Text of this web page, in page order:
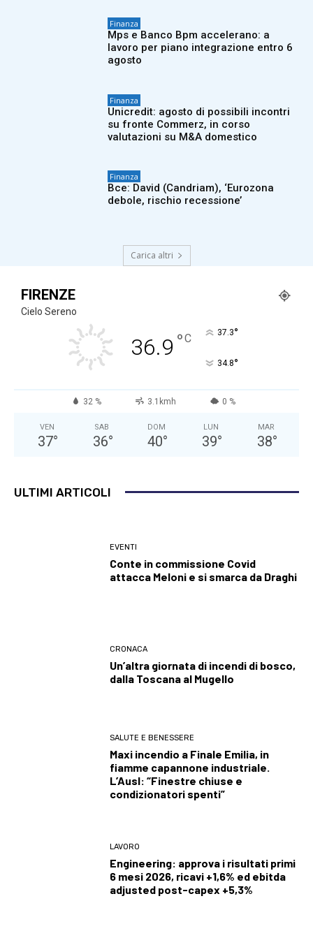
Finanza
Mps e Banco Bpm accelerano: a
lavoro per piano integrazione entro 6
agosto
Finanza
Unicredit: agosto di possibili incontri
su fronte Commerz, in corso
valutazioni su M&A domestico
Finanza
Bce: David (Candriam), ‘Eurozona
debole, rischio recessione’
Carica altri
FIRENZE
Cielo Sereno
36.9 °C 37.3°
34.8°
32 % 3.1kmh 0 %
VEN
37°
SAB
36°
DOM
40°
LUN
39°
MAR
38°
ULTIMI ARTICOLI
EVENTI
Conte in commissione Covid
attacca Meloni e si smarca da Draghi
CRONACA
Un’altra giornata di incendi di bosco,
dalla Toscana al Mugello
SALUTE E BENESSERE
Maxi incendio a Finale Emilia, in
fiamme capannone industriale.
L’Ausl: “Finestre chiuse e
condizionatori spenti”
LAVORO
Engineering: approva i risultati primi
6 mesi 2026, ricavi +1,6% ed ebitda
adjusted post-capex +5,3%